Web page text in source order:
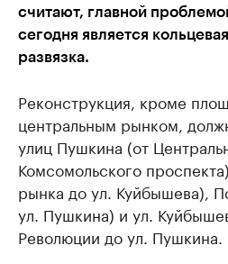
считают, главной
сегодня является
развязка.
Реконструкция, кроме
центральным рынком,
улиц Пушкина (от
Комсомольского
рынка до ул. Куйбышева),
ул. Пушкина) и ул.
Революции до ул. Пушкина.